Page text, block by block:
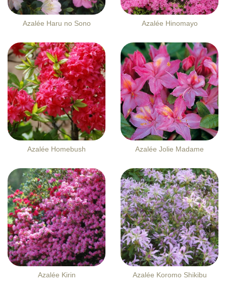
Azalée Haru no Sono Azalée Hinomayo
Azalée Homebush Azalée Jolie Madame
Azalée Kirin Azalée Koromo Shikibu